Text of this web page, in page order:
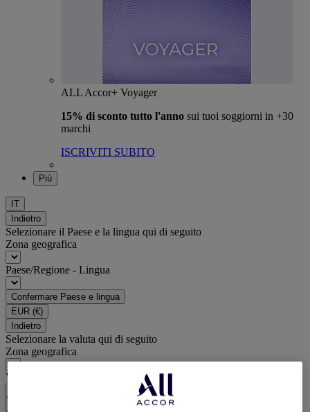
ALL Accor+ Voyager
15% di sconto tutto l'anno sui tuoi soggiorni in +30
marchi
ISCRIVITI SUBITO
Più
IT
Indietro
Selezionare il Paese e la lingua qui di seguito
Zona geografica
Paese/Regione - Lingua
Confermare Paese e lingua
EUR (€)
Indietro
Selezionare la valuta qui di seguito
Zona geografica
Valuta